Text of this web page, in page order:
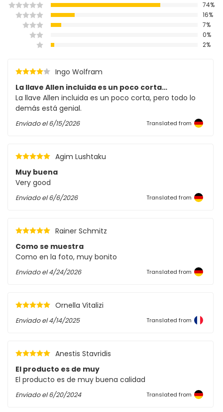
74%
16%
7%
0%
2%
Ingo Wolfram
La llave Allen incluida es un poco corta…
La llave Allen incluida es un poco corta, pero todo lo
demás está genial.
Enviado el6/15/2026 Translated from
Agim Lushtaku
Muy buena
Very good
Enviado el6/6/2026 Translated from
Rainer Schmitz
Como se muestra
Como en la foto, muy bonito
Enviado el4/24/2026 Translated from
Ornella Vitalizi
Enviado el4/14/2025 Translated from
Anestis Stavridis
El producto es de muy
El producto es de muy buena calidad
Enviado el6/20/2024 Translated from